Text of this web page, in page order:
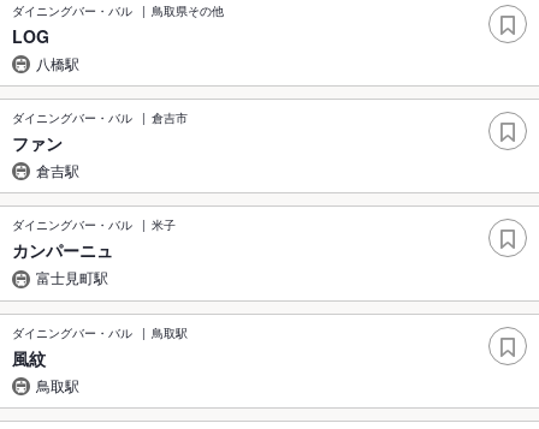
ダイニングバー・バル 鳥取県その他
LOG
八橋駅
ダイニングバー・バル 倉吉市
ファン
倉吉駅
ダイニングバー・バル 米子
カンパーニュ
富士見町駅
ダイニングバー・バル 鳥取駅
風紋
鳥取駅